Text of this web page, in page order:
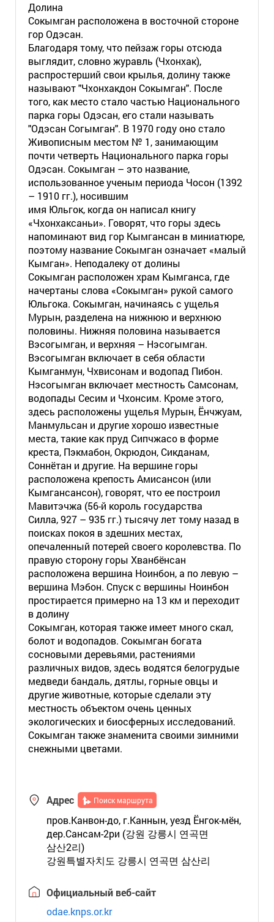
Долина
Сокымган расположена в восточной стороне
гор Одэсан.
Благодаря тому, что пейзаж горы отсюда
выглядит, словно журавль (Чхонхак),
распростерший свои крылья, долину также
называют "Чхонхакдон Сокымган". После
того, как место стало частью Национального
парка горы Одэсан, его стали называть
"Одэсан Согымган". В 1970 году оно стало
Живописным местом № 1, занимающим
почти четверть Национального парка горы
Одэсан. Сокымган – это название,
использованное ученым периода Чосон (1392
– 1910 гг.), носившим
имя Юльгок, когда он написал книгу
«Чхонхаксаньи». Говорят, что горы здесь
напоминают вид гор Кымгансан в миниатюре,
поэтому название Сокымган означает «малый
Кымган». Неподалеку от долины
Сокымган расположен храм Кымганса, где
начертаны слова «Сокымган» рукой самого
Юльгока. Сокымган, начинаясь с ущелья
Мурын, разделена на нижнюю и верхнюю
половины. Нижняя половина называется
Вэсогымган, и верхняя – Нэсогымган.
Вэсогымган включает в себя области
Кымганмун, Чхвисонам и водопад Пибон.
Нэсогымган включает местность Самсонам,
водопады Сесим и Чхонсим. Кроме этого,
здесь расположены ущелья Мурын, Ёнчжуам,
Манмульсан и другие хорошо известные
места, такие как пруд Сипчжасо в форме
креста, Пэкмабон, Окрюдон, Сикданам,
Соннётан и другие. На вершине горы
расположена крепость Амисансон (или
Кымгансансон), говорят, что ее построил
Мавитэчжа (56-й король государства
Силла, 927 – 935 гг.) тысячу лет тому назад в
поисках покоя в здешних местах,
опечаленный потерей своего королевства. По
правую сторону горы Хванбёнсан
расположена вершина Ноинбон, а по левую –
вершина Мэбон. Спуск с вершины Ноинбон
простирается примерно на 13 км и переходит
в долину
Сокымган, которая также имеет много скал,
болот и водопадов. Сокымган богата
сосновыми деревьями, растениями
различных видов, здесь водятся белогрудые
медведи бандаль, дятлы, горные овцы и
другие животные, которые сделали эту
местность объектом очень ценных
экологических и биосферных исследований.
Сокымган также знаменита своими зимними
снежными цветами.
Адрес Поиск маршрута
пров.Канвон-до, г.Каннын, уезд Ёнгок-мён,
дер.Сансам-2ри (강원 강릉시 연곡면
삼산2리)
강원특별자치도 강릉시 연곡면 삼산리
Официальный веб-сайт
odae.knps.or.kr